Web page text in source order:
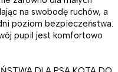
na swobodę ruchów, a
poziom bezpieczeństwa.
pupil jest komfortowo